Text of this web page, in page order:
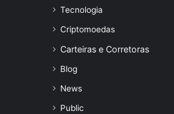
Tecnologia
Criptomoedas
Carteiras e Corretoras
Blog
News
Public